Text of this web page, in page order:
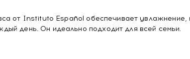
от Instituto Español обеспечивает увлажнение,
день. Он идеально подходит для всей семьи.